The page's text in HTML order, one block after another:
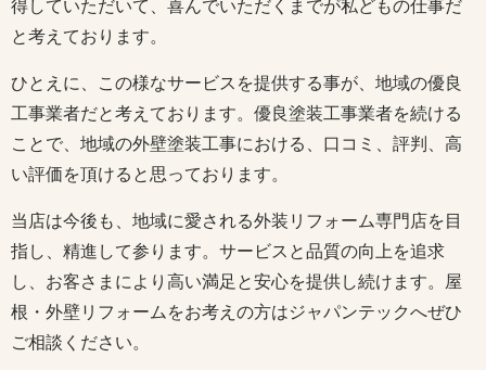
得していただいて、喜んでいただくまでが私どもの仕事だ
と考えております。
ひとえに、この様なサービスを提供する事が、地域の優良
工事業者だと考えております。優良塗装工事業者を続ける
ことで、地域の外壁塗装工事における、口コミ、評判、高
い評価を頂けると思っております。
当店は今後も、地域に愛される外装リフォーム専門店を目
指し、精進して参ります。サービスと品質の向上を追求
し、お客さまにより高い満足と安心を提供し続けます。屋
根・外壁リフォームをお考えの方はジャパンテックへぜひ
ご相談ください。